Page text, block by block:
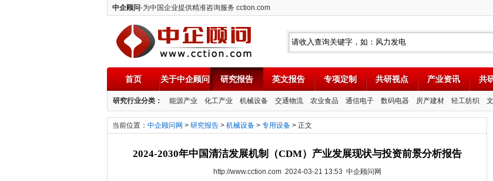
中企顾问-为中国企业提供精准咨询服务 cction.com
中企顾问
首页 关于中企顾问 研究报告 英文报告 专项定制 共研视点 产业资讯 共
研究行业分类： 能源产业 化工产业 机械设备 交通物流 农业食品 通信电子 数码电器 房产建材 轻工纺织
当前位置： 中企顾问网 > 研究报告 > 机械设备 > 专用设备 > 正文
2024-2030年中国清洁发展机制（CDM）产业发展现状与投资前景分析报告
http://www.cction.com 2024-03-21 13:53 中企顾问网